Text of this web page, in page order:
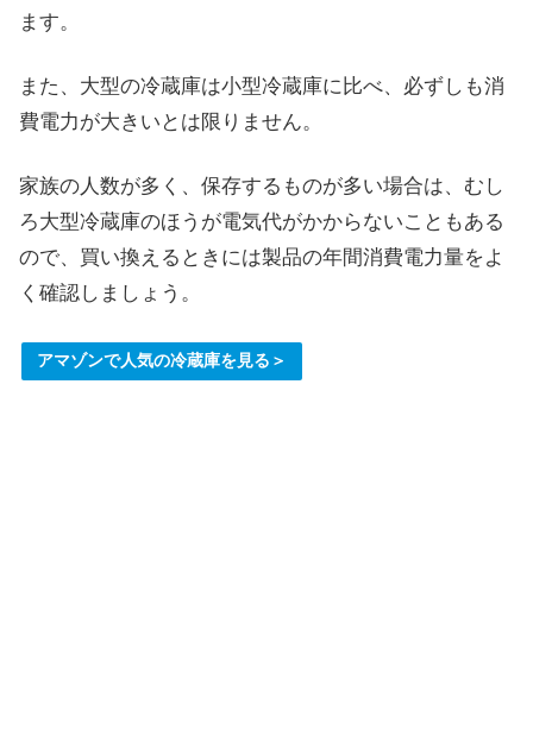
ます。
また、大型の冷蔵庫は小型冷蔵庫に比べ、必ずしも消
費電力が大きいとは限りません。
家族の人数が多く、保存するものが多い場合は、むし
ろ大型冷蔵庫のほうが電気代がかからないこともある
ので、買い換えるときには製品の年間消費電力量をよ
く確認しましょう。
アマゾンで人気の冷蔵庫を見る＞